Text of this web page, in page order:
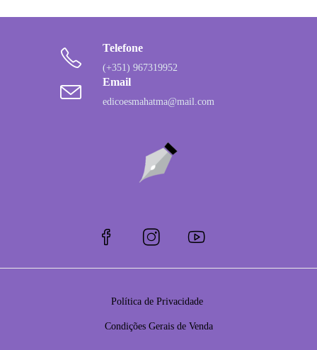
Telefone
(+351) 967319952
Email
edicoesmahatma@mail.com
Política de Privacidade
Condições Gerais de Venda